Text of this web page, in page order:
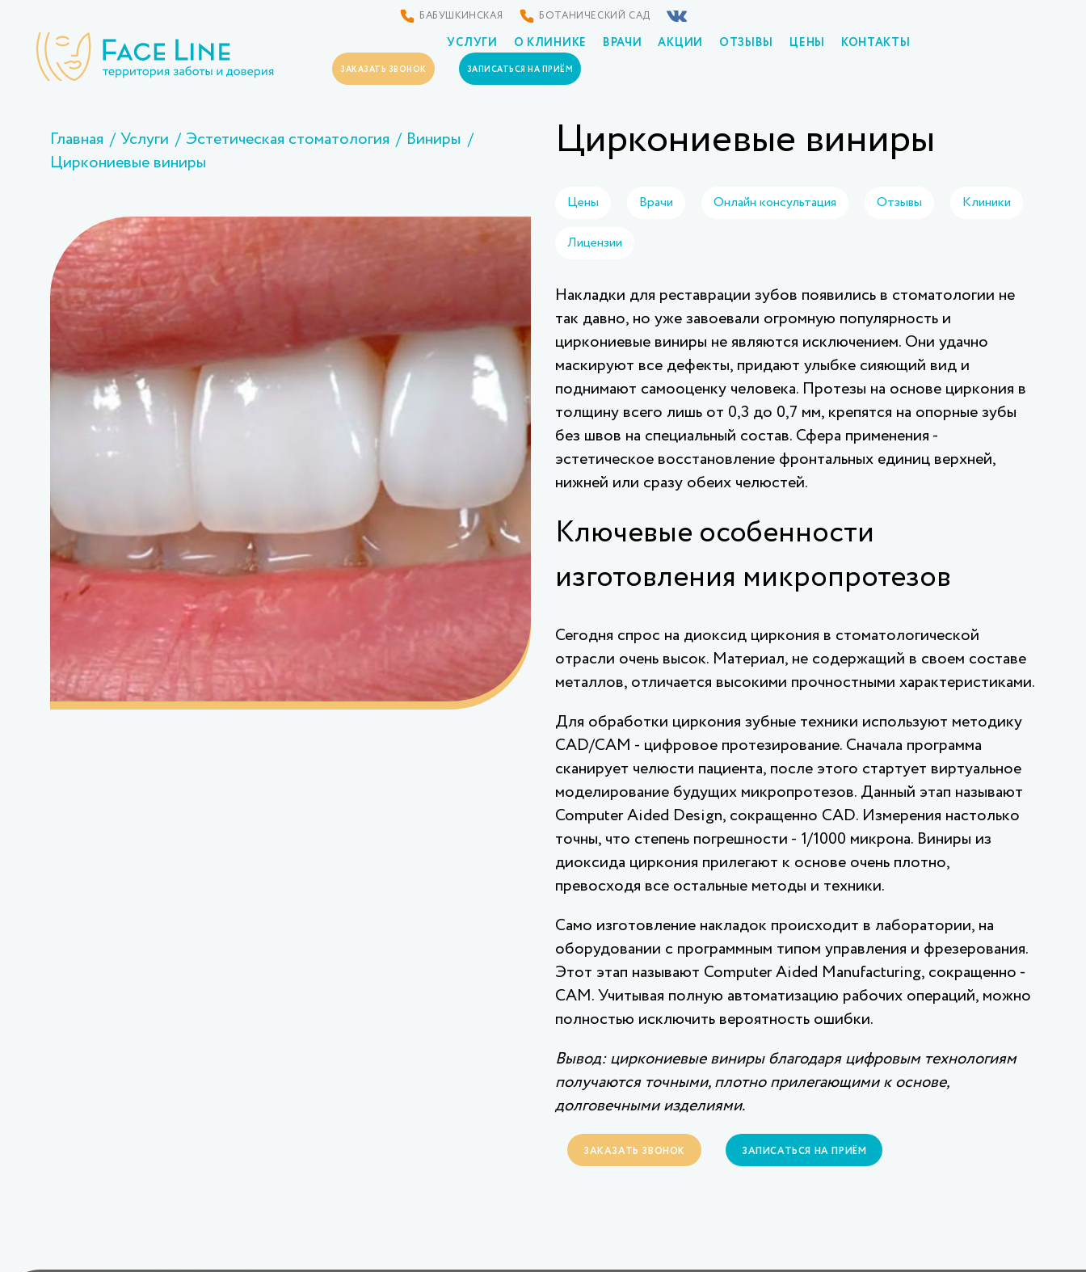
БАБУШКИНСКАЯ БОТАНИЧЕСКИЙ САД
УСЛУГИ О КЛИНИКЕ ВРАЧИ АКЦИИ ОТЗЫВЫ ЦЕНЫ КОНТАКТЫ
ЗАКАЗАТЬ ЗВОНОК ЗАПИСАТЬСЯ НА ПРИЁМ
Главная Услуги Эстетическая стоматология
Виниры
Циркониевые виниры
Циркониевые виниры
Цены Врачи Онлайн консультация Отзывы Клиники
Лицензии
Накладки для реставрации зубов появились в стоматологии не
так давно, но уже завоевали огромную популярность и
циркониевые виниры не являются исключением. Они удачно
маскируют все дефекты, придают улыбке сияющий вид и
поднимают самооценку человека. Протезы на основе циркония в
толщину всего лишь от 0,3 до 0,7 мм, крепятся на опорные зубы
без швов на специальный состав. Сфера применения -
эстетическое восстановление фронтальных единиц верхней,
нижней или сразу обеих челюстей.
Ключевые особенности
изготовления микропротезов
Сегодня спрос на диоксид циркония в стоматологической
отрасли очень высок. Материал, не содержащий в своем составе
металлов, отличается высокими прочностными характеристиками.
Для обработки циркония зубные техники используют методику
CAD/CAM - цифровое протезирование. Сначала программа
сканирует челюсти пациента, после этого стартует виртуальное
моделирование будущих микропротезов. Данный этап называют
Computer Aided Design, сокращенно CAD. Измерения настолько
точны, что степень погрешности - 1/1000 микрона. Виниры из
диоксида циркония прилегают к основе очень плотно,
превосходя все остальные методы и техники.
Само изготовление накладок происходит в лаборатории, на
оборудовании с программным типом управления и фрезерования.
Этот этап называют Computer Aided Manufacturing, сокращенно -
CAM. Учитывая полную автоматизацию рабочих операций, можно
полностью исключить вероятность ошибки.
Вывод: циркониевые виниры благодаря цифровым технологиям
получаются точными, плотно прилегающими к основе,
долговечными изделиями.
ЗАКАЗАТЬ ЗВОНОК ЗАПИСАТЬСЯ НА ПРИЁМ